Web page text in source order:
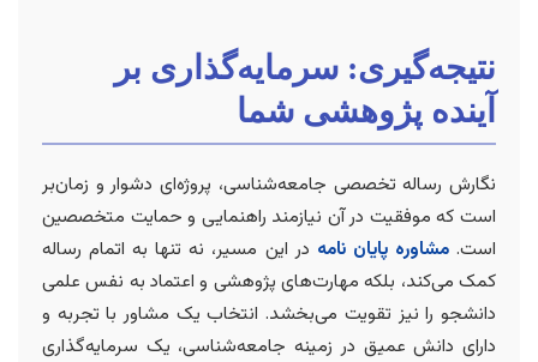
نتیجه‌گیری: سرمایه‌گذاری بر
آینده پژوهشی شما
نگارش رساله تخصصی جامعه‌شناسی، پروژه‌ای دشوار و زمان‌بر
است که موفقیت در آن نیازمند راهنمایی و حمایت متخصصین
است.مشاوره پایان نامه در این مسیر، نه تنها به اتمام رساله
کمک می‌کند، بلکه مهارت‌های پژوهشی و اعتماد به نفس علمی
دانشجو را نیز تقویت می‌بخشد. انتخاب یک مشاور با تجربه و
دارای دانش عمیق در زمینه جامعه‌شناسی، یک سرمایه‌گذاری